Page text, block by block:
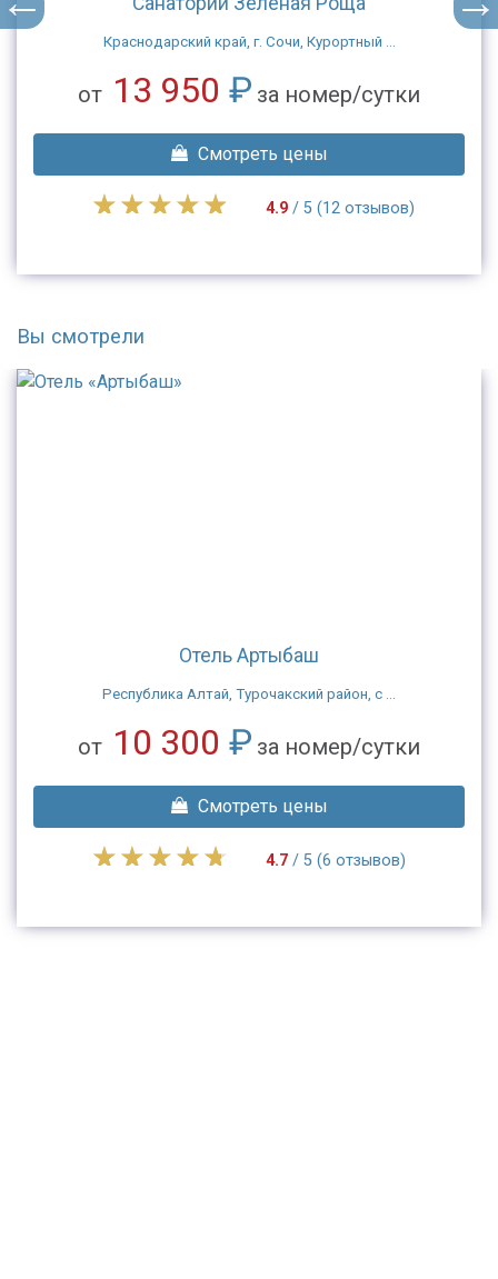
Краснодарский край, г. Сочи, Курортный ...
от 13 950 ₽ за номер/сутки
Смотреть цены
4.9/ 5 (12 отзывов)
Вы смотрели
Отель Артыбаш
Республика Алтай, Турочакский район, с ...
от 10 300 ₽ за номер/сутки
Смотреть цены
4.7/ 5 (6 отзывов)